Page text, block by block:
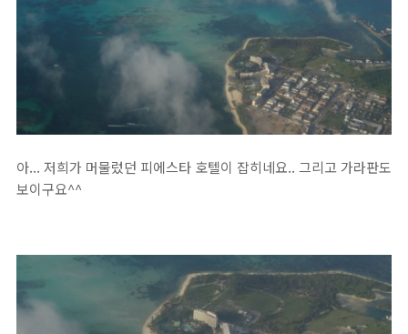
아... 저희가 머물렀던 피에스타 호텔이 잡히네요.. 그리고 가라판도
보이구요^^